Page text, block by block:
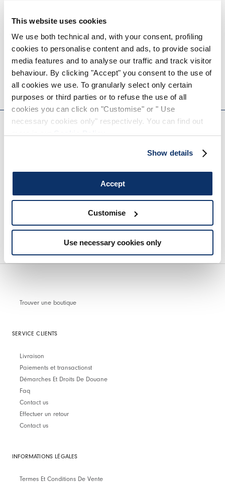
This website uses cookies
We use both technical and, with your consent, profiling
cookies to personalise content and ads, to provide social
media features and to analyse our traffic and track visitor
behaviour. By clicking "Accept" you consent to the use of
all cookies we use. To granularly select only certain
purposes or third parties or to refuse the use of all
cookies you can click on "Customise" or " Use
necessary cookies only" respectively. You can find out
Show details
Accept
Customise
Use necessary cookies only
SHOW-STOPPER
HIGH
870,00 CHF435,00 CHF -50%
LIMBER UP
HIGH
510,00 CHF 255,00 CHF -50 %
EVERYDAY COUTURE
Vous êtes invité à lire notre politique de confidentialité dans son intégralité.
Trouver une boutique
SERVICE CLIENTS
Livraison
Paiements et transactionst
Démarches Et Droits De Douane
Faq
Contact us
Effectuer un retour
Contact us
INFORMATIONS LÉGALES
Termes Et Conditions De Vente